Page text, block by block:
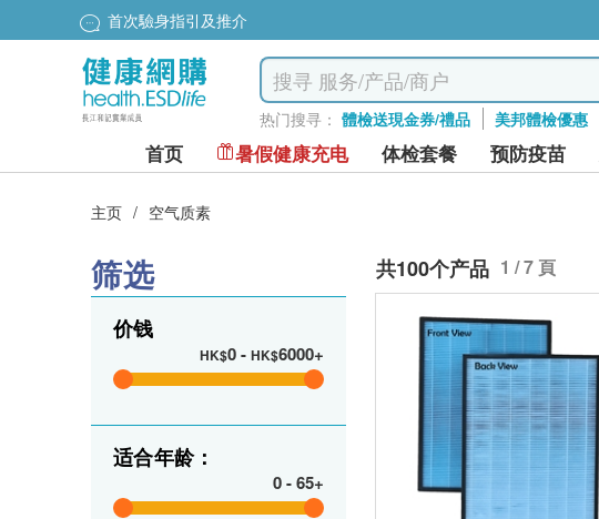
首次驗身指引及推介
热门搜寻： 體檢送現金券/禮品 美邦體檢優惠
首页 暑假健康充电 体检套餐 预防疫苗
主页 / 空气质素
筛选
价钱
HK$0- HK$6000+
适合年龄：
0-65+
共100个产品 1 / 7 頁